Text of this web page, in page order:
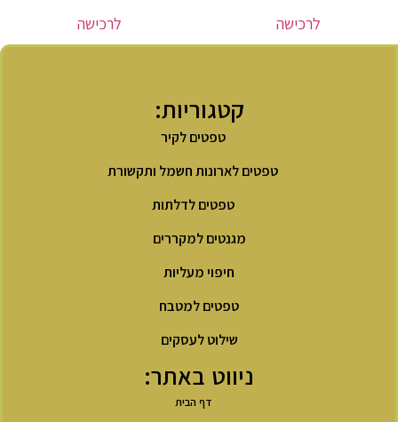
לרכישה לרכישה
קטגוריות:
טפטים לקיר
טפטים לארונות חשמל ותקשורת
טפטים לדלתות
מגנטים למקררים
חיפוי מעליות
טפטים למטבח
שילוט לעסקים
ניווט באתר:
דף הבית